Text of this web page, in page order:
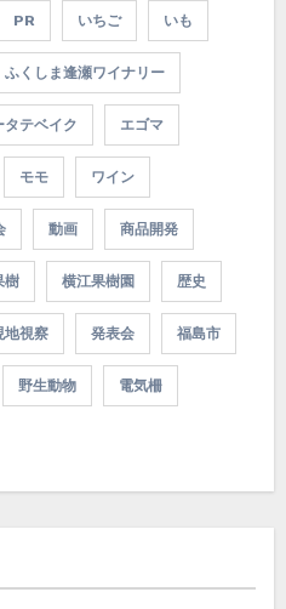
PR いちご いも
ふくしま逢瀬ワイナリー
タテベイク エゴマ
モモ ワイン
動画 商品開発
樹 横江果樹園 歴史
地視察 発表会 福島市
野生動物 電気柵